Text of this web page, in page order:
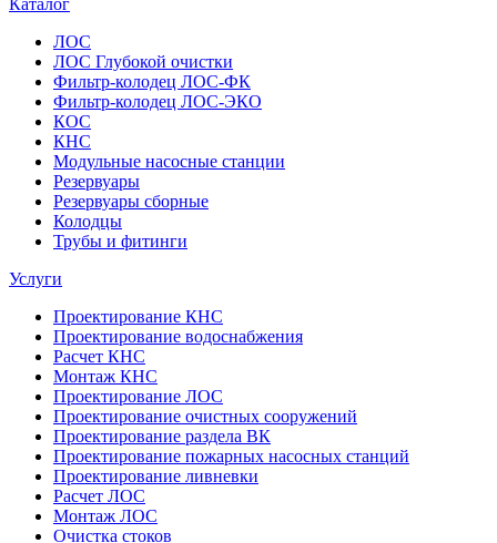
ЛОС
ЛОС Глубокой очистки
Фильтр-колодец ЛОС-ФК
Фильтр-колодец ЛОС-ЭКО
КОС
КНС
Модульные насосные станции
Резервуары
Резервуары сборные
Колодцы
Трубы и фитинги
Услуги
Проектирование КНС
Проектирование водоснабжения
Расчет КНС
Монтаж КНС
Проектирование ЛОС
Проектирование очистных сооружений
Проектирование раздела ВК
Проектирование пожарных насосных станций
Проектирование ливневки
Расчет ЛОС
Монтаж ЛОС
Очистка стоков